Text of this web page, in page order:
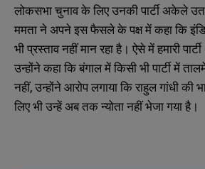
लोकसभा चुनाव के लिए उनकी पार्टी अकेले
ममता ने अपने इस फैसले के पक्ष में कहा कि
भी प्रस्ताव नहीं मान रहा है। ऐसे में हमारी
उन्होंने कहा कि बंगाल में किसी भी पार्टी में
नहीं, उन्होंने आरोप लगाया कि राहुल गांधी की
लिए भी उन्हें अब तक न्योता नहीं भेजा गया है।